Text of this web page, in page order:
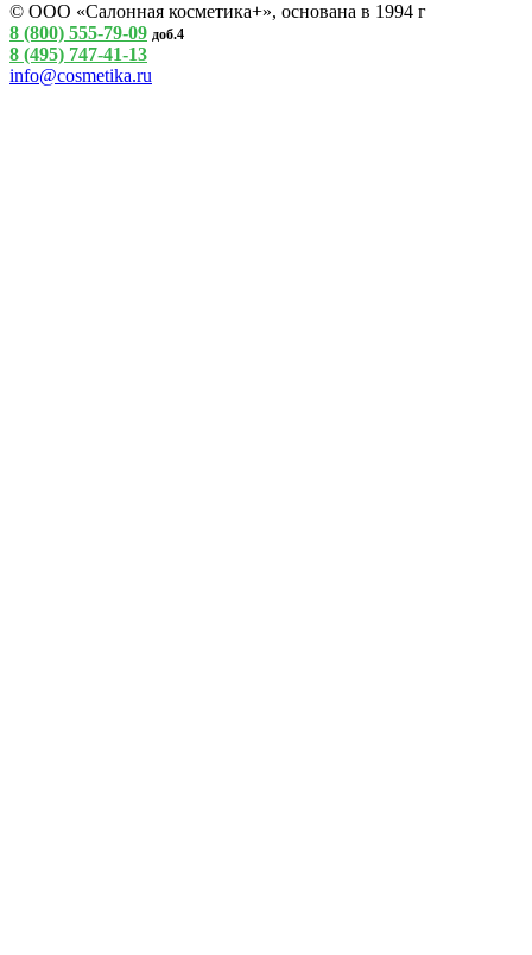
© ООО «Салонная косметика+», основана в 1994 г
8 (800) 555-79-09 доб.4
8 (495) 747-41-13
info@cosmetika.ru